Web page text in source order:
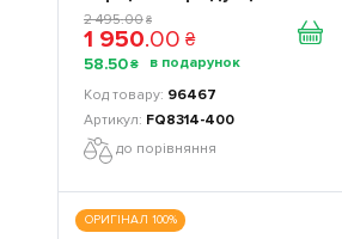
2 495.00 ₴
1 950.00 ₴
58.50 ₴
96467
FQ8314-400
до порівняння
ОРИГІНАЛ 100%